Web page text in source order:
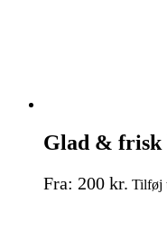
Glad & frisk
Fra: 200 kr. Tilføj